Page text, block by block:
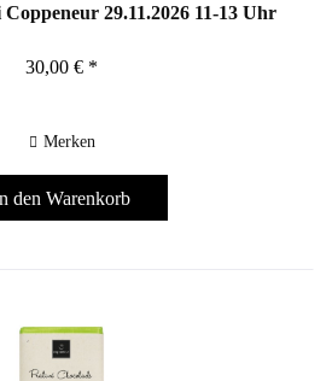
29.11.2026 11-13 Uhr
30,00 € *
Merken
den Warenkorb